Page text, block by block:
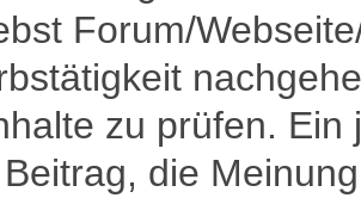
Forum/
zu prüfen.
die